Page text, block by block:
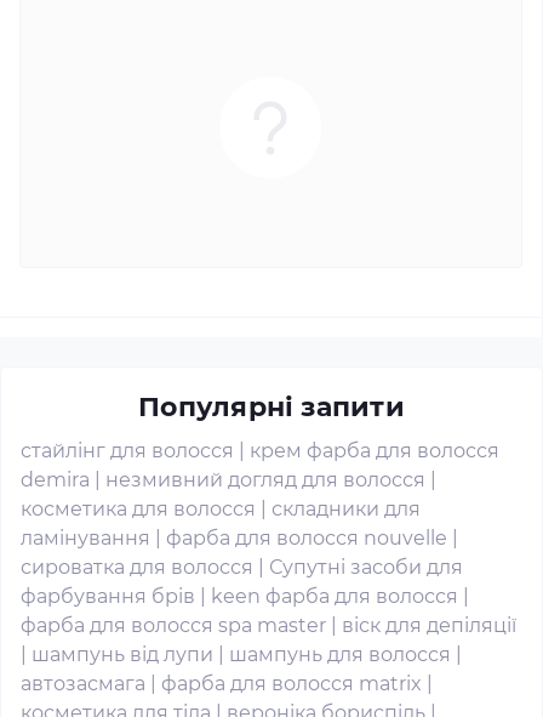
Популярні запити
стайлінг для волосся
крем фарба для волосся
demira
незмивний догляд для волосся
косметика для волосся
складники для
ламінування
фарба для волосся nouvelle
сироватка для волосся
Супутні засоби для
фарбування брів
keen фарба для волосся
фарба для волосся spa master
віск для депіляції
шампунь від лупи шампунь для волосся
автозасмага
фарба для волосся matrix